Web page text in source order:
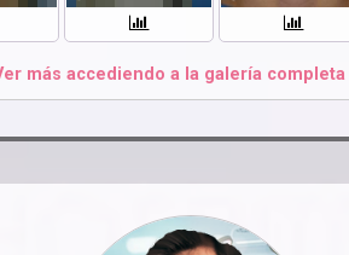
más accediendo a la galería